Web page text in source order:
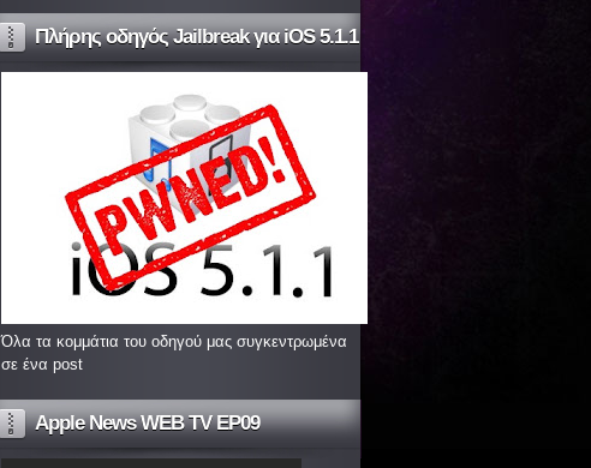
Πλήρης οδηγός Jailbreak για iOS 5.1.1
Όλα τα κομμάτια του οδηγού μας συγκεντρωμένα
σε ένα post
Apple News WEB TV EP09